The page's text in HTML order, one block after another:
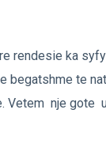
rendesie ka
begatshme te
Vetem nje gote